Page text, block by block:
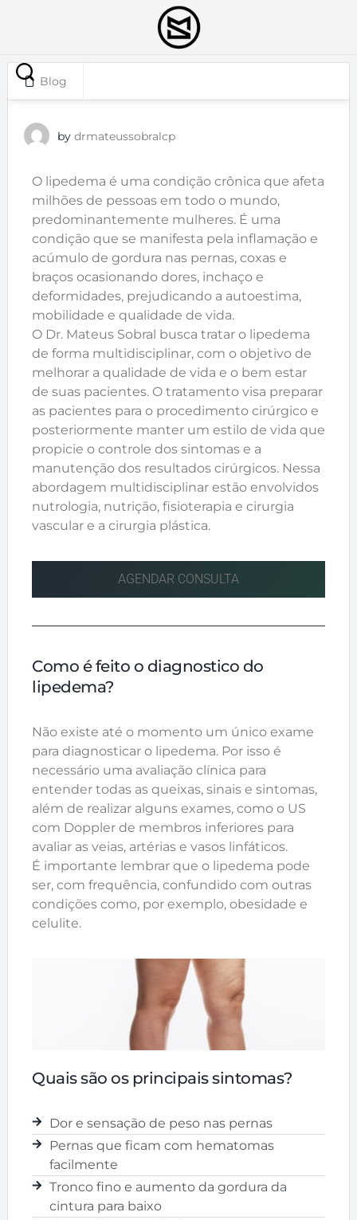
Blog
by drmateussobralcp
O lipedema é uma condição crônica que afeta
milhões de pessoas em todo o mundo,
predominantemente mulheres. É uma
condição que se manifesta pela inflamação e
acúmulo de gordura nas pernas, coxas e
braços ocasionando dores, inchaço e
deformidades, prejudicando a autoestima,
mobilidade e qualidade de vida.
O Dr. Mateus Sobral busca tratar o lipedema
de forma multidisciplinar, com o objetivo de
melhorar a qualidade de vida e o bem estar
de suas pacientes. O tratamento visa preparar
as pacientes para o procedimento cirúrgico e
posteriormente manter um estilo de vida que
propicie o controle dos sintomas e a
manutenção dos resultados cirúrgicos. Nessa
abordagem multidisciplinar estão envolvidos
nutrologia, nutrição, fisioterapia e cirurgia
vascular e a cirurgia plástica.
AGENDAR CONSULTA
Como é feito o diagnostico do
lipedema?
Não existe até o momento um único exame
para diagnosticar o lipedema. Por isso é
necessário uma avaliação clínica para
entender todas as queixas, sinais e sintomas,
além de realizar alguns exames, como o US
com Doppler de membros inferiores para
avaliar as veias, artérias e vasos linfáticos.
É importante lembrar que o lipedema pode
ser, com frequência, confundido com outras
condições como, por exemplo, obesidade e
celulite.
Quais são os principais sintomas?
Dor e sensação de peso nas pernas
Pernas que ficam com hematomas
facilmente
Tronco fino e aumento da gordura da
cintura para baixo